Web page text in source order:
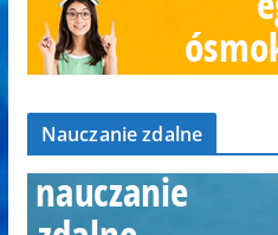
Nauczanie zdalne